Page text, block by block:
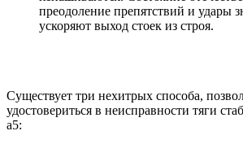
преодоление препятствий и удары
ускоряют выход стоек из строя.
Существует три нехитрых способа,
удостовериться в неисправности тяги
a5: